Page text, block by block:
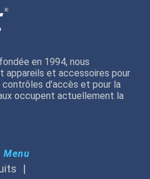
en 1994, nous
appareils et accessoires pour
d’accès et pour la
occupent actuellement la
Menu